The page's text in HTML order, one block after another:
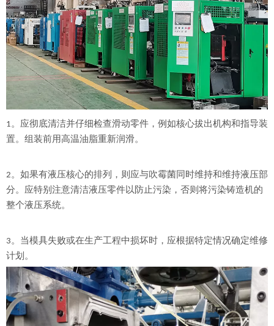
1。应彻底清洁并仔细检查滑动零件，例如核心拔出机构和指导装
置。组装前用高温油脂重新润滑。
2。如果有液压核心的排列，则应与吹霉菌同时维持和维持液压部
分。应特别注意清洁液压零件以防止污染，否则将污染铸造机的
整个液压系统。
3。当模具失败或在生产工程中损坏时，应根据特定情况确定维修
计划。